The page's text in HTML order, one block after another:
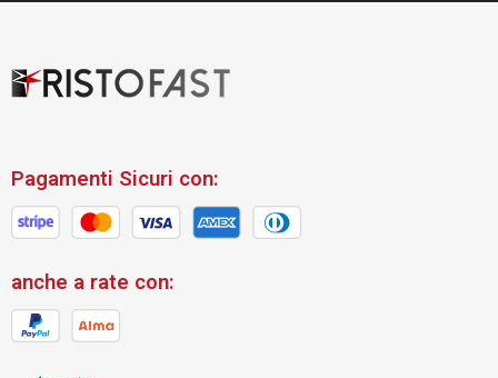
Pagamenti Sicuri con:
anche a rate con: